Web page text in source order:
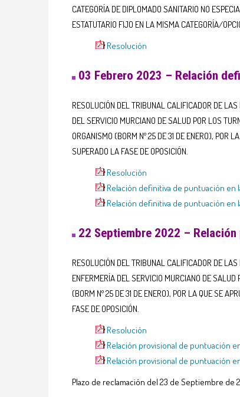
CATEGORÍA DE DIPLOMADO SANITARIO NO
ESTATUTARIO FIJO EN LA MISMA CATEGORÍA/
Resolución
03 Febrero 2023 – Relación
RESOLUCIÓN DEL TRIBUNAL CALIFICADOR DE
DEL SERVICIO MURCIANO DE SALUD POR LOS
ORGANISMO (BORM Nº 25 DE 31 DE ENERO), POR
SUPERADO LA FASE DE OPOSICIÓN.
Resolución
Relación definitiva de puntuación
Relación definitiva de puntuación
22 Septiembre 2022 –
RESOLUCIÓN DEL TRIBUNAL CALIFICADOR DE
ENFERMERÍA DEL SERVICIO MURCIANO DE
(BORM Nº 25 DE 31 DE ENERO), POR LA QUE SE
FASE DE OPOSICIÓN.
Resolución
Relación provisional de puntuación
Relación provisional de puntuación
Plazo de reclamación del 23 de Septiembre de